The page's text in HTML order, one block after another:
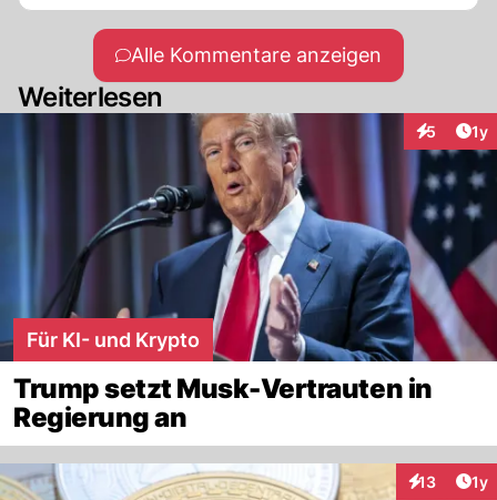
Alle Kommentare anzeigen
Weiterlesen
5 1y
Für KI- und Krypto
Trump setzt Musk-Vertrauten in
Regierung an
13 1y